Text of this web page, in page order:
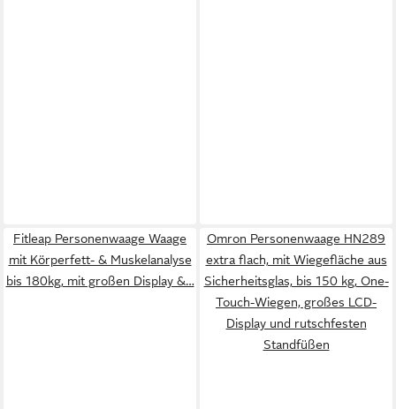
Fitleap Personenwaage Waage
mit Körperfett- & Muskelanalyse
bis 180kg, mit großen Display &…
Omron Personenwaage HN289
extra flach, mit Wiegefläche aus
Sicherheitsglas, bis 150 kg, One-
Touch-Wiegen, großes LCD-
Display und rutschfesten
Standfüßen